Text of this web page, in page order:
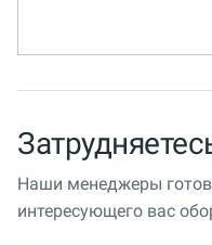
Наши менеджеры
интересующего вас